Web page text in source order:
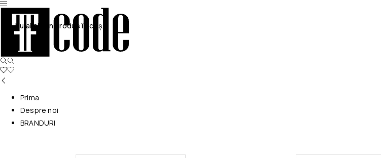
Nu ai niciun produs în coș.
Prima
Despre noi
BRANDURI